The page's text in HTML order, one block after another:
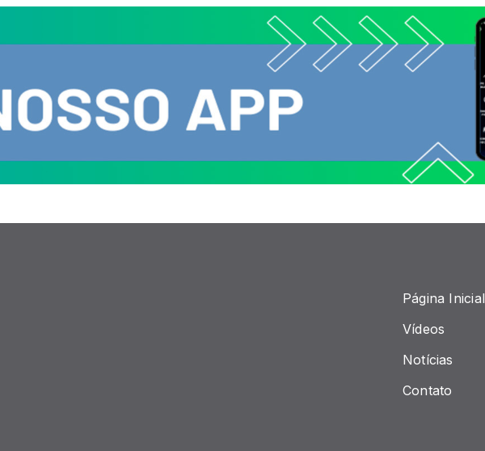
Página Inicial
Vídeos
Notícias
Contato